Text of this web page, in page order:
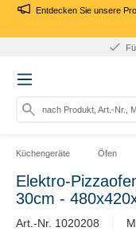
Entdecken Sie unsere
nach Produkt, Art.-Nr.,
Küchengeräte Öfen
Elektro-
30cm -
Art.-Nr. 1020208